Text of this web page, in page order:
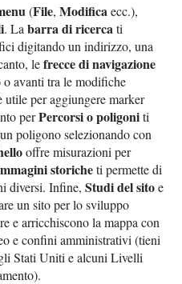
(File,Modificaecc.),
. Labarra di ricercati
digitando un indirizzo, una
lefrecce di navigazione
avanti tra le modifiche
utile per aggiungere marker
perPercorsi o poligoniti
poligono selezionando con
offre misurazioni per
storicheti permette di
diversi. Infine,Studi del sitoe
un sito per lo sviluppo
e arricchiscono la mappa con
e confini amministrativi (tieni
Stati Uniti e alcuni Livelli